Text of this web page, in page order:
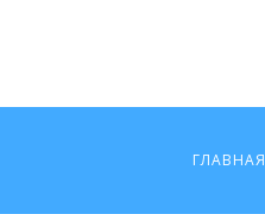
ГЛАВНАЯ